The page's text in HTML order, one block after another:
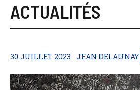
ACTUALITÉS
30 JUILLET 2023 JEAN DELAUNAY